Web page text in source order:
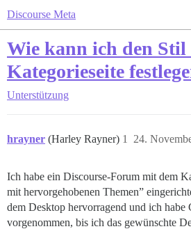
Discourse Meta
Wie kann ich den Stil
Kategorieseite
Unterstützung
hrayner (Harley Rayner) 24.
1
Ich habe ein Discourse-Forum mit dem
mit hervorgehobenen Themen”
dem Desktop hervorragend und ich habe
vorgenommen, bis ich das gewünschte